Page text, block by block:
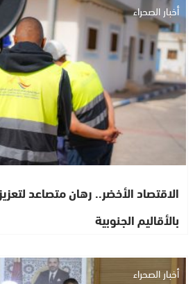
أخبار الصحراء
الاقتصاد الأخضر.. رهان متصاعد
بالأقاليم الجنوبية
أخبار الصحراء